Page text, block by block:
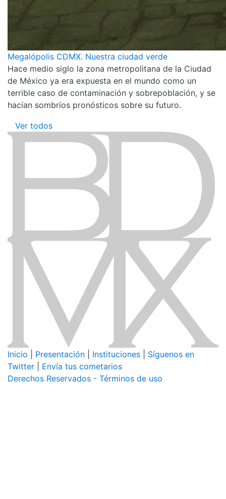
Megalópolis CDMX. Nuestra ciudad verde
Hace medio siglo la zona metropolitana de la Ciudad
de México ya era expuesta en el mundo como un
terrible caso de contaminación y sobrepoblación, y se
hacían sombríos pronósticos sobre su futuro.
Ver todos
Inicio Presentación Instituciones
Síguenos en
Twitter
Envía tus cometarios
Derechos Reservados - Términos de uso